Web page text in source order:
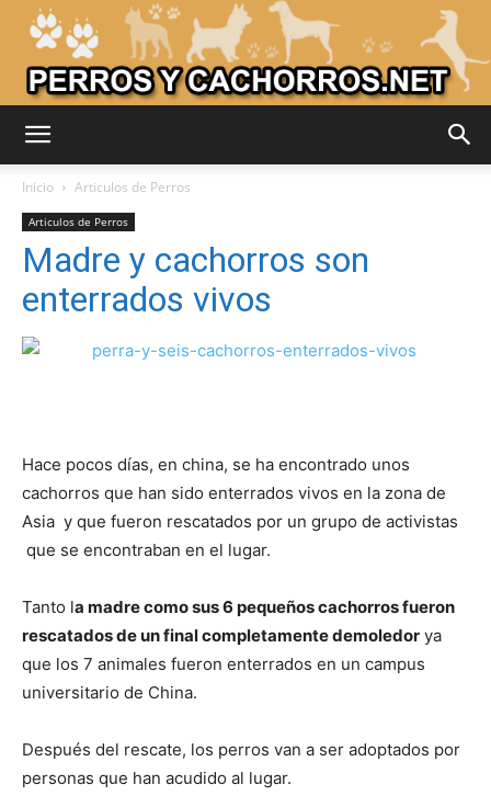
Perros
–
de
Perros
–
Inicio Articulos de Perros
Articulos de Perros
Madre y cachorros son
enterrados vivos
Hace pocos días, en china, se ha encontrado unos
cachorros que han sido enterrados vivos en la zona de
Asia y que fueron rescatados por un grupo de activistas
que se encontraban en el lugar.
Tanto la madre como sus 6 pequeños cachorros fueron
rescatados de un final completamente demoledor ya
que los 7 animales fueron enterrados en un campus
universitario de China.
Después del rescate, los perros van a ser adoptados por
personas que han acudido al lugar.